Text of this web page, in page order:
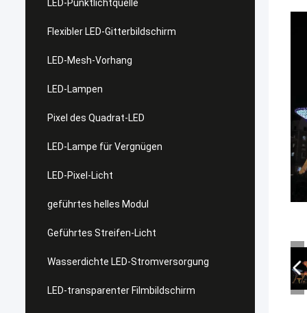
LED-Punktlichtquelle
Flexibler LED-Gitterbildschirm
LED-Mesh-Vorhang
LED-Lampen
Pixel des Quadrat-LED
LED-Lampe für Vergnügen
LED-Pixel-Licht
geführtes helles Modul
Geführtes Streifen-Licht
Wasserdichte LED-Stromversorgung
LED-transparenter Filmbildschirm